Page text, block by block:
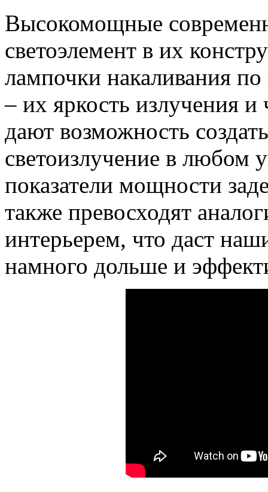
Высокомощные
светоэлемент в их
лампочки накаливания по
– их яркость излучения и
дают возможность
светоизлучение в любом
показатели мощности
также превосходят
интерьерем, что даст
намного дольше и